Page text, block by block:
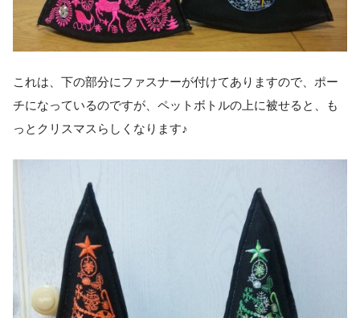
これは、下の部分にファスナーが付けてありますので、ポー
チになっているのですが、ペットボトルの上に被せると、も
っとクリスマスらしくなります♪